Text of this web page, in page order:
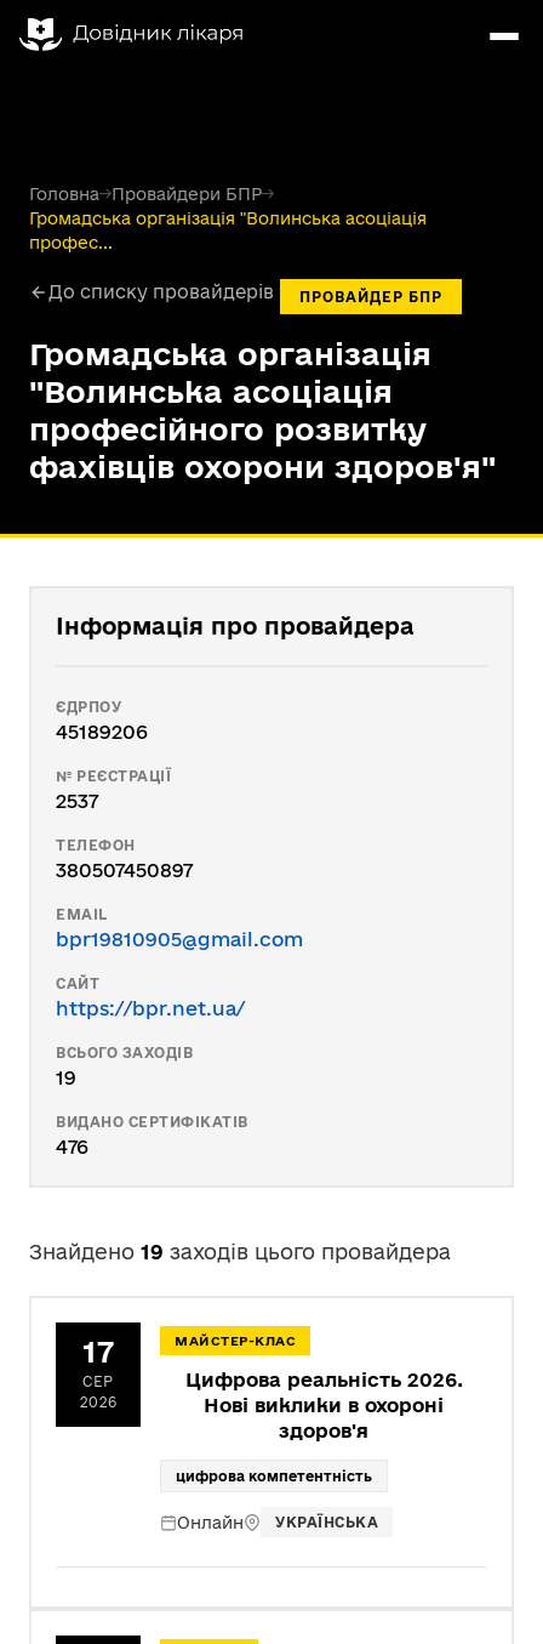
Головна→Провайдери БПР→
Громадська організація "Волинська асоціація
профес...
До списку провайдерів ПРОВАЙДЕР БПР
Громадська організація
"Волинська асоціація
професійного розвитку
фахівців охорони здоров'я"
Інформація про провайдера
ЄДРПОУ
45189206
№ РЕЄСТРАЦІЇ
2537
ТЕЛЕФОН
380507450897
EMAIL
bpr19810905@gmail.com
САЙТ
https://bpr.net.ua/
ВСЬОГО ЗАХОДІВ
19
ВИДАНО СЕРТИФІКАТІВ
476
Знайдено 19 заходів цього провайдера
17
СЕР
2026
МАЙСТЕР-КЛАС
Цифрова реальність 2026.
Нові виклики в охороні
здоров'я
цифрова компетентність
Онлайн УКРАЇНСЬКА